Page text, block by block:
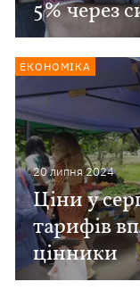
5% через
20 липня 2024
Ціни у
тарифів
цінники
ЕКОНОМІКА